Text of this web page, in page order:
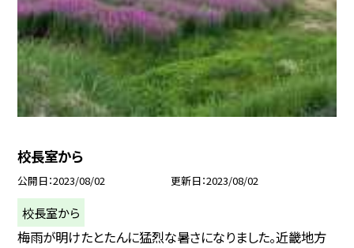
校長室から
公開日 2023/08/02 更新日 2023/08/02
校長室から
梅雨が明けたとたんに猛烈な暑さになりました。近畿地方